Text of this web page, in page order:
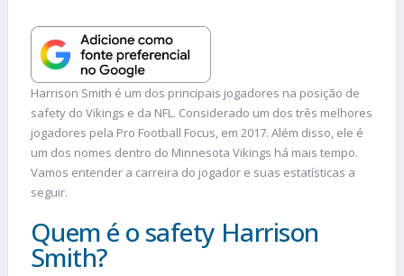
Harrison Smith é um dos principais jogadores na posição de
safety do Vikings e da NFL. Considerado um dos três melhores
jogadores pela Pro Football Focus, em 2017. Além disso, ele é
um dos nomes dentro do Minnesota Vikings há mais tempo.
Vamos entender a carreira do jogador e suas estatísticas a
seguir.
Quem é o safety Harrison
Smith?